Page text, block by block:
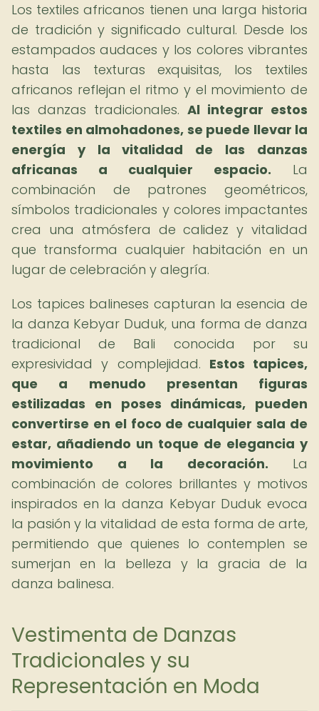
Los textiles africanos tienen una larga historia
de tradición y significado cultural. Desde los
estampados audaces y los colores vibrantes
hasta las texturas exquisitas, los textiles
africanos reflejan el ritmo y el movimiento de
las danzas tradicionales. Al integrar estos
textiles en almohadones, se puede llevar la
energía y la vitalidad de las danzas
africanas a cualquier espacio. La
combinación de patrones geométricos,
símbolos tradicionales y colores impactantes
crea una atmósfera de calidez y vitalidad
que transforma cualquier habitación en un
lugar de celebración y alegría.
Los tapices balineses capturan la esencia de
la danza Kebyar Duduk, una forma de danza
tradicional de Bali conocida por su
expresividad y complejidad. Estos tapices,
que a menudo presentan figuras
estilizadas en poses dinámicas, pueden
convertirse en el foco de cualquier sala de
estar, añadiendo un toque de elegancia y
movimiento a la decoración. La
combinación de colores brillantes y motivos
inspirados en la danza Kebyar Duduk evoca
la pasión y la vitalidad de esta forma de arte,
permitiendo que quienes lo contemplen se
sumerjan en la belleza y la gracia de la
danza balinesa.
Vestimenta de Danzas
Tradicionales y su
Representación en Moda